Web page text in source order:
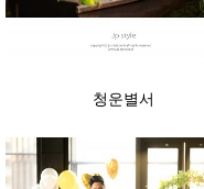
청운별서